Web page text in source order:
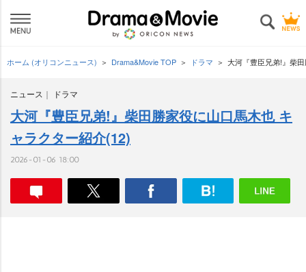
ホーム (オリコンニュース) Drama&Movie TOP ドラマ 大河『豊臣兄弟!』柴
ニュース ドラマ
大河『豊臣兄弟!』柴田勝家役に山口馬木也 キ
ャラクター紹介(12)
2026-01-06 18:00